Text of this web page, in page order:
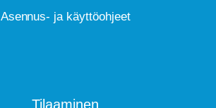
Asennus- ja käyttöohjeet
Tilaaminen